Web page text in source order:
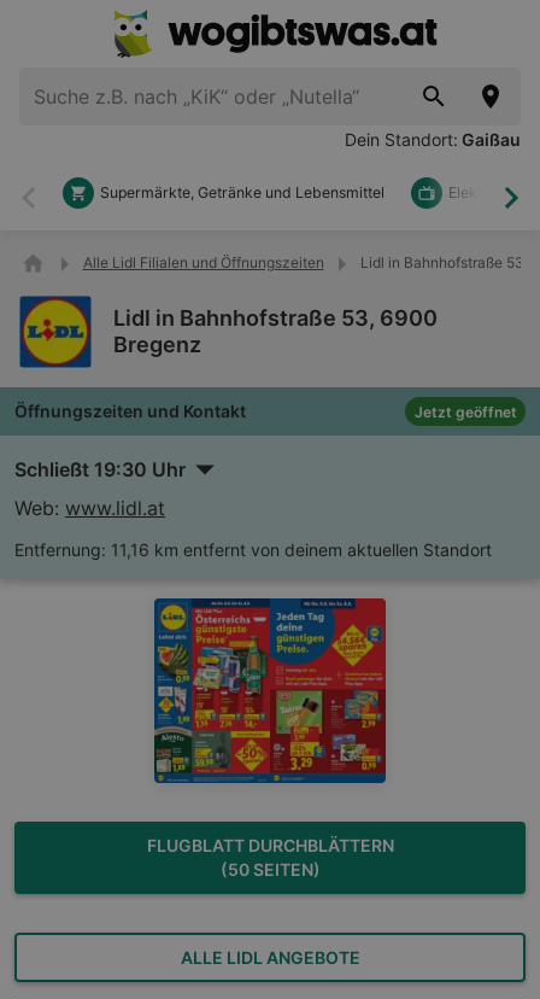
Dein Standort: Gaißau
Zurück
Supermärkte, Getränke und Lebensmittel Elektronik
Alle Lidl Filialen und Öffnungszeiten Lidl in Bahnhofstraße 53,
Lidl in Bahnhofstraße 53, 6900
Bregenz
Öffnungszeiten und Kontakt Jetzt geöffnet
Schließt 19:30 Uhr
Web: www.lidl.at
Entfernung: 11,16 km entfernt von deinem aktuellen Standort
FLUGBLATT DURCHBLÄTTERN
(50 SEITEN)
ALLE LIDL ANGEBOTE